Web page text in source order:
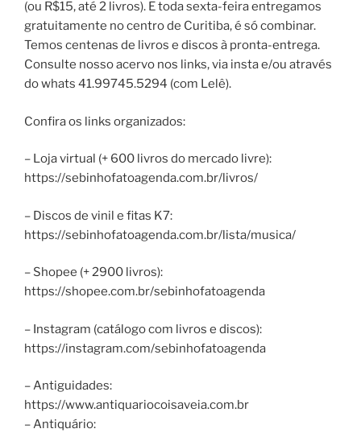
(ou R$15, até 2 livros). E toda sexta-feira entregamos
gratuitamente no centro de Curitiba, é só combinar.
Temos centenas de livros e discos à pronta-entrega.
Consulte nosso acervo nos links, via insta e/ou através
do whats 41.99745.5294 (com Lelê).
Confira os links organizados:
– Loja virtual (+ 600 livros do mercado livre):
https://sebinhofatoagenda.com.br/livros/
– Discos de vinil e fitas K7:
https://sebinhofatoagenda.com.br/lista/musica/
– Shopee (+ 2900 livros):
https://shopee.com.br/sebinhofatoagenda
– Instagram (catálogo com livros e discos):
https://instagram.com/sebinhofatoagenda
– Antiguidades:
https://www.antiquariocoisaveia.com.br
– Antiquário: